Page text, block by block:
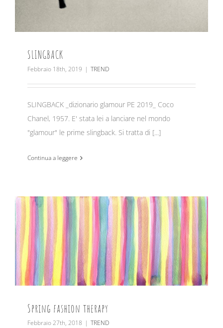
SLINGBACK
Febbraio 18th, 2019 | TREND
SLINGBACK _dizionario glamour PE 2019_ Coco
Chanel, 1957. E' stata lei a lanciare nel mondo
"glamour" le prime slingback. Si tratta di [...]
Continua a leggere
Spring fashion therapy
Febbraio 27th, 2018 | TREND